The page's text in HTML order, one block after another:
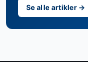
Se alle artikler →